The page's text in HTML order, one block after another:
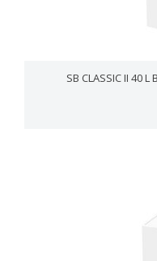
SB CLASSIC II 40